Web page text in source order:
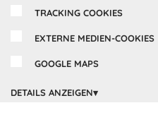
TRACKING COOKIES
EXTERNE MEDIEN-COOKIES
GOOGLE MAPS
DETAILS ANZEIGEN